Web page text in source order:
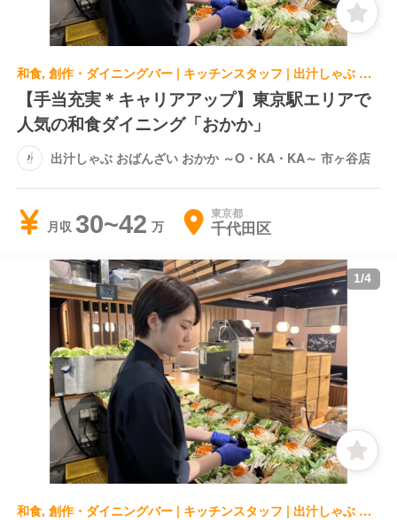
和食, 創作・ダイニングバー | キッチンスタッフ | 出汁しゃぶ おばんざい おかか ～O・KA・KA～ 市ヶ谷店
【手当充実＊キャリアアップ】東京駅エリアで
人気の和食ダイニング「おかか」
出汁しゃぶ おばんざい おかか ～O・KA・KA～ 市ヶ谷店
月収 30~42 東京都
千代田区
1/4
和食, 創作・ダイニングバー | キッチンスタッフ | 出汁しゃぶ おばんざい おかか ～O・KA・KA～ TOKYO店